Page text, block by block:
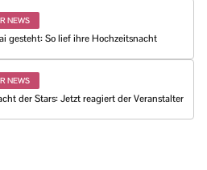
NEWS
gesteht: So lief ihre Hochzeitsnacht
NEWS
der Stars: Jetzt reagiert der Veranstalter